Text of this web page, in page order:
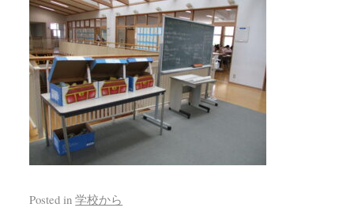
Posted in 学校から